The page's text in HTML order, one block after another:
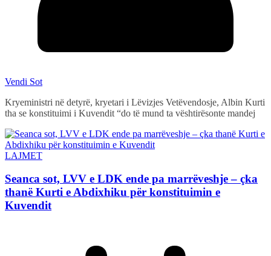
Vendi Sot
Kryeministri në detyrë, kryetari i Lëvizjes Vetëvendosje, Albin Kurti
tha se konstituimi i Kuvendit “do të mund ta vështirësonte mandej
LAJMET
Seanca sot, LVV e LDK ende pa marrëveshje – çka
thanë Kurti e Abdixhiku për konstituimin e
Kuvendit